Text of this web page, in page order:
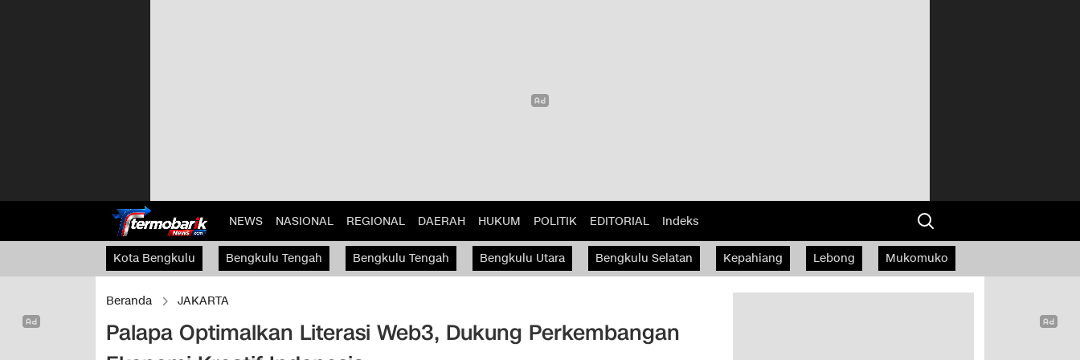
NEWS NASIONAL REGIONAL DAERAH HUKUM POLITIK EDITORIAL Indeks
Kota Bengkulu Bengkulu Tengah Bengkulu Tengah Bengkulu Utara Bengkulu Selatan Kepahiang Lebong Mukomuko
Beranda JAKARTA
Palapa Optimalkan Literasi Web3, Dukung Perkembangan